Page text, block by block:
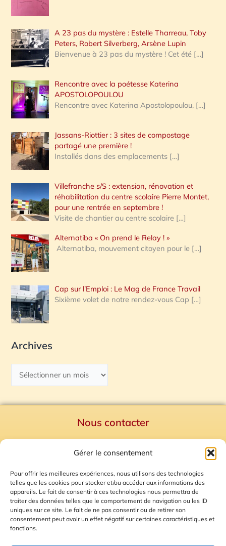
Gérer le consentement
Pour offrir les meilleures expériences, nous utilisons des technologies
telles que les cookies pour stocker et/ou accéder aux informations des
appareils. Le fait de consentir à ces technologies nous permettra de
traiter des données telles que le comportement de navigation ou les ID
uniques sur ce site. Le fait de ne pas consentir ou de retirer son
consentement peut avoir un effet négatif sur certaines caractéristiques et
fonctions.
A 23 pas du mystère : Estelle Tharreau, Toby
Peters, Robert Silverberg, Arsène Lupin
Bienvenue à 23 pas du mystère ! Cet été […]
Rencontre avec la poétesse Katerina
APOSTOLOPOULOU
Rencontre avec Katerina Apostolopoulou, […]
Jassans-Riottier : 3 sites de compostage
partagé une première !
Installés dans des emplacements […]
Villefranche s/S : extension, rénovation et
réhabilitation du centre scolaire Pierre Montet,
pour une rentrée en septembre !
Visite de chantier au centre scolaire […]
Alternatiba « On prend le Relay ! »
Alternatiba, mouvement citoyen pour le […]
Cap sur l’Emploi : Le Mag de France Travail
Sixième volet de notre rendez-vous Cap […]
Archives
Nous contacter
Mentions Légales
Plan du site
Gestion des Cookies